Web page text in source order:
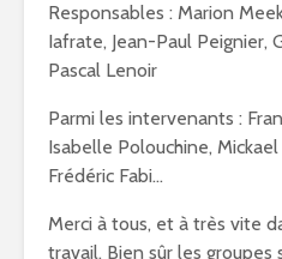
Responsables : Marion
Iafrate, Jean-Paul Peignier,
Pascal Lenoir
Parmi les intervenants :
Isabelle Polouchine,
Frédéric Fabi…
Merci à tous, et à très vite
travail. Bien sûr les